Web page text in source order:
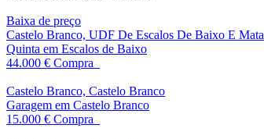
Baixa de preço
Castelo Branco, UDF De Escalos De Baixo E Mata
Quinta em Escalos de Baixo
44.000 € Compra
Castelo Branco, Castelo Branco
Garagem em Castelo Branco
15.000 € Compra